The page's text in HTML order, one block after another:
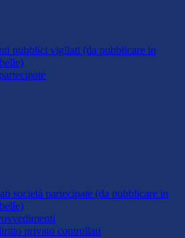
pubblici vigilati (da pubblicare in
società partecipate (da pubblicare in
privato controllati